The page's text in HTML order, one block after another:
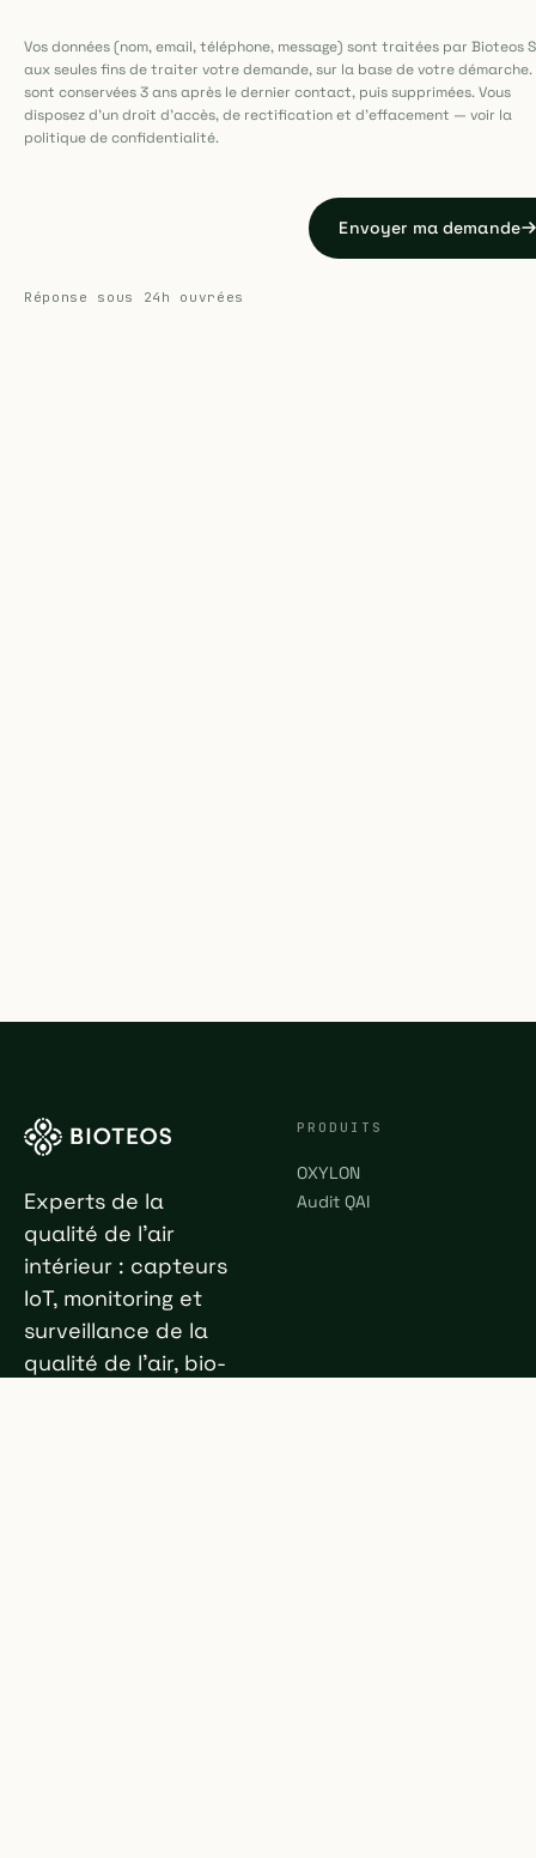
Vos données (nom, email, téléphone, message) sont traitées par Bioteos
aux seules fins de traiter votre demande, sur la base de votre démarche.
sont conservées 3 ans après le dernier contact, puis supprimées. Vous
disposez d'un droit d'accès, de rectification et d'effacement — voir la
politique de confidentialité.
Envoyer ma demande
Réponse sous 24h ouvrées
Experts de la
qualité de l'air
intérieur : capteurs
IoT, monitoring et
surveillance de la
qualité de l'air, bio-
PRODUITS
OXYLON
Audit QAI